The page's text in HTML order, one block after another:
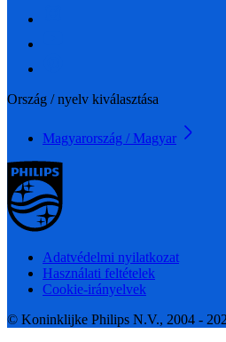
Ország / nyelv kiválasztása
Magyarország / Magyar
Adatvédelmi nyilatkozat
Használati feltételek
Cookie-irányelvek
© Koninklijke Philips N.V., 2004 -